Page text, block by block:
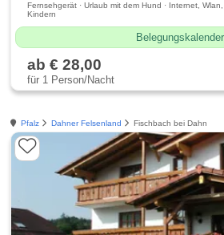
Fernsehgerät · Urlaub mit dem Hund · Internet,
Kindern
Belegungskalender
ab € 28,00
für 1 Person/Nacht
Pfalz Dahner Felsenland Fischbach bei Dahn